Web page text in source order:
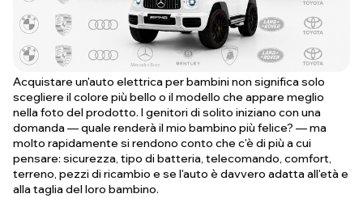
Acquistare un'auto elettrica per bambini non significa solo
scegliere il colore più bello o il modello che appare meglio
nella foto del prodotto. I genitori di solito iniziano con una
domanda —quale renderà il mio bambino più felice? — ma
molto rapidamente si rendono conto che c'è di più a cui
pensare: sicurezza, tipo di batteria, telecomando, comfort,
terreno, pezzi di ricambio e se l'auto è davvero adatta all'età e
alla taglia del loro bambino.